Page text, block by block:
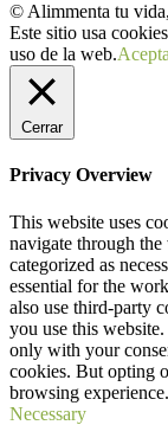
© Alimmenta tu
Este sitio usa
uso de la web.
Cerrar
Privacy Overview
This website uses
navigate through the
categorized as
essential for the
also use third-party
you use this
only with your
cookies. But opting
browsing experience.
Necessary